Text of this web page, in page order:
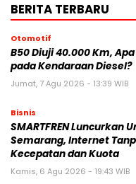
BERITA TERBARU
Otomotif
B50 Diuji 40.000 Km,
pada Kendaraan Diesel?
Jumat, 7 Agu 2026 - 13:39 WIB
Bisnis
SMARTFREN Luncurkan
Semarang, Internet
Kecepatan dan Kuota
Kamis, 6 Agu 2026 - 19:43 WIB